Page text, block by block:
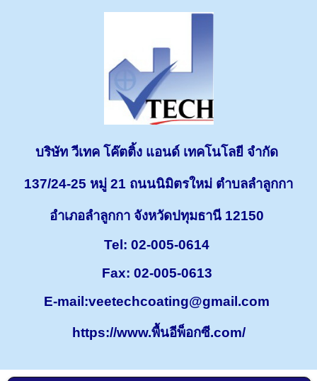
บริษัท วีเทค โค๊ตติ้ง แอนด์ เทคโนโลยี จำกัด
137/24-25 หมู่ 21 ถนนนิมิตรใหม่ ตำบลลำลูกกา
อำเภอลำลูกกา จังหวัดปทุมธานี 12150
Tel: 02-005-0614
Fax: 02-005-0613
E-mail:veetechcoating@gmail.com
https://www.พื้นอีพ็อกซี.com/